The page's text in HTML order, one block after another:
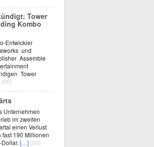
Tower
Kombo
Entwickler
und
Assemble
Tower
(00)
Unternehmen
im zweiten
einen Verlust
fast 190 Millionen
Dollar. […] (00)